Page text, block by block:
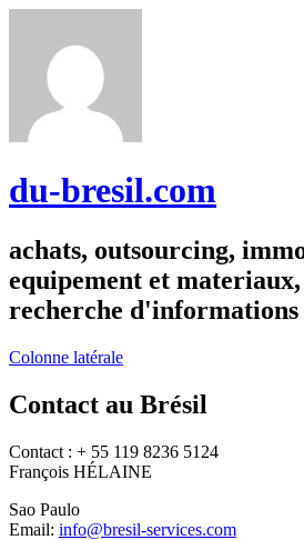
du-bresil.com
achats, outsourcing,
equipement et materiaux,
recherche d'informations
Colonne latérale
Contact au Brésil
Contact : + 55 119 8236 5124
François HÉLAINE
Sao Paulo
Email: info@bresil-services.com